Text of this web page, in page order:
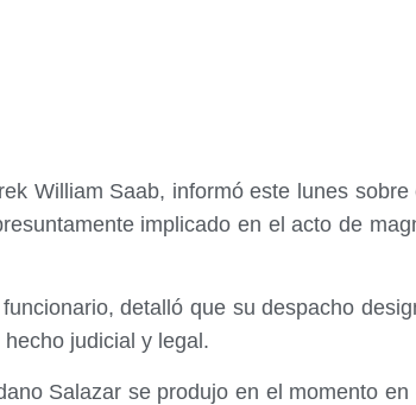
William Saab, informó este lunes
implicado en el acto de
detalló que su despacho
judicial y legal.
Salazar se produjo en el momento